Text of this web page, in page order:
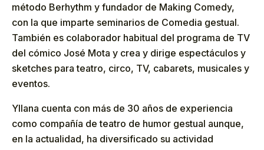
método Berhythm y fundador de Making Comedy,
con la que imparte seminarios de Comedia gestual.
También es colaborador habitual del programa de TV
del cómico José Mota y crea y dirige espectáculos y
sketches para teatro, circo, TV, cabarets, musicales y
eventos.
Yllana cuenta con más de 30 años de experiencia
como compañía de teatro de humor gestual aunque,
en la actualidad, ha diversificado su actividad